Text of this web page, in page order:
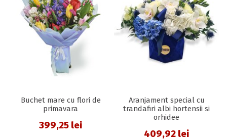
Buchet mare cu flori de
primavara
399,25 lei
Aranjament special cu
trandafiri albi hortensii si
orhidee
409,92 lei